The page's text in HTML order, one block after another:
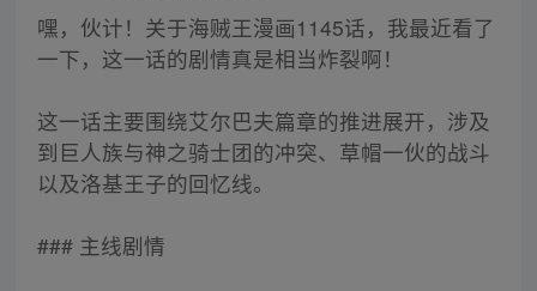
嘿，伙计！关于海贼王漫画1145话，我最近看了
一下，这一话的剧情真是相当炸裂啊！
这一话主要围绕艾尔巴夫篇章的推进展开，涉及
到巨人族与神之骑士团的冲突、草帽一伙的战斗
以及洛基王子的回忆线。
### 主线剧情